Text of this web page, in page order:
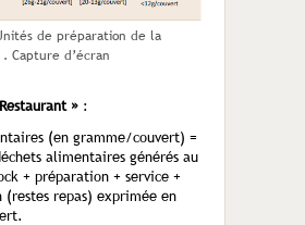
de préparation de la
Capture d’écran
»:
(en gramme/couvert) =
alimentaires générés au
+ préparation + service +
(restes repas) exprimée en